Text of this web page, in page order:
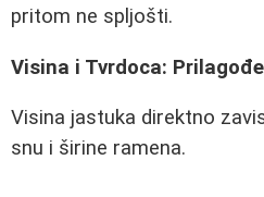
pritom ne spljošti.
Visina i Tvrdoca:
Visina jastuka direktno
snu i širine ramena.